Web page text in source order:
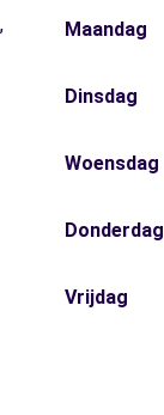
Maandag
Dinsdag
Woensdag
Donderdag
Vrijdag